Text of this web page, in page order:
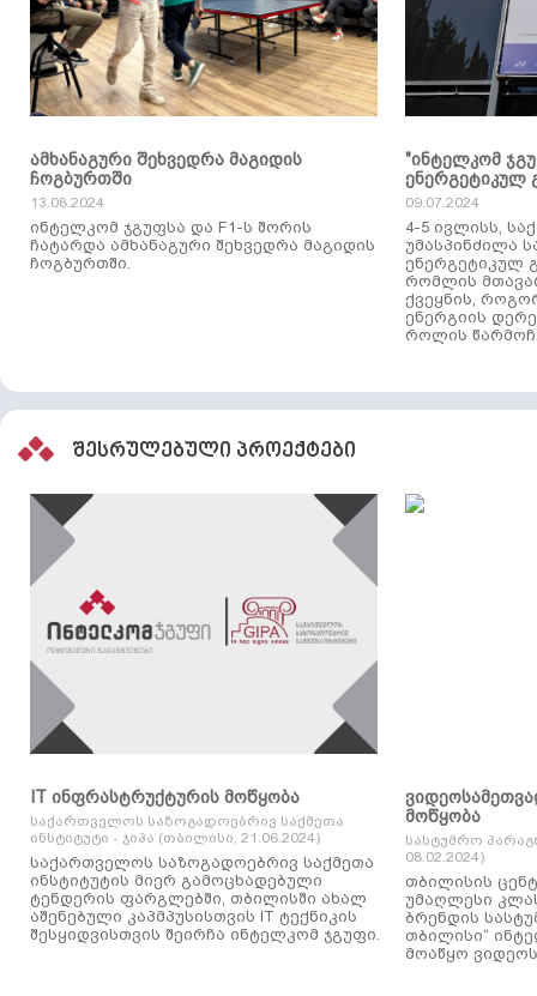
ამხანაგური შეხვედრა მაგიდის
ჩოგბურთში
13.08.2024
ინტელკომ ჯგუფსა და F1-ს შორის
ჩატარდა ამხანაგური შეხვედრა მაგიდის
ჩოგბურთში.
"ინტელკომ
ენერგეტიკულ
09.07.2024
4-5 ივლისს,
უმასპინძილა
ენერგეტიკულ
რომლის
ქვეყნის,
ენერგიის
როლის
შესრულებული პროექტები
IT ინფრასტრუქტურის მოწყობა
საქართველოს საზოგადოებრივ საქმეთა
ინსტიტუტი - ჯიპა (თბილისი, 21.06.2024)
საქართველოს საზოგადოებრივ საქმეთა
ინსტიტუტის მიერ გამოცხადებული
ტენდერის ფარგლებში, თბილისში ახალ
აშენებული კაპმპუსისთვის IT ტექნიკის
შესყიდვისთვის შეირჩა ინტელკომ ჯგუფი.
მოწყობა
სასტუმრო
08.02.2024)
თბილისის
უმაღლესი
ბრენდის
თბილისი“
მოაწყო